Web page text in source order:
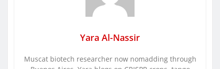
Yara Al-Nassir
Muscat biotech researcher now nomadding through